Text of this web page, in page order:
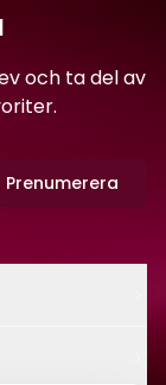
och ta del av
Prenumerera